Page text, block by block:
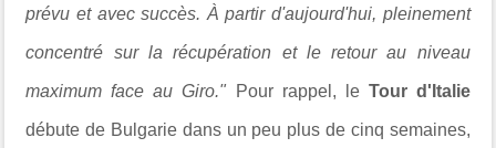
prévu et avec succès. À partir d'aujourd'hui, pleinement
concentré sur la récupération et le retour au niveau
maximum face au Giro." Pour rappel, le Tour d'Italie
débute de Bulgarie dans un peu plus de cinq semaines,